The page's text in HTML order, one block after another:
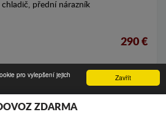
Zavřít
pro vylepšení jejich
přední nárazník
290 €
ZDARMA